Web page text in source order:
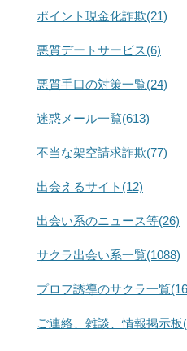
ポイント現金化詐欺(21)
悪質デートサービス(6)
悪質手口の対策一覧(24)
迷惑メール一覧(613)
不当な架空請求詐欺(77)
出会えるサイト(12)
出会い系のニュース等(26)
サクラ出会い系一覧(1088)
プロフ誘導のサクラ一覧
ご連絡、雑談、情報掲示板